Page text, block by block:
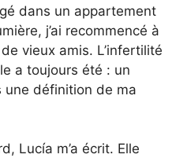
dans un appartement
j’ai recommencé à
vieux amis. L’infertilité
a toujours été : un
une définition de ma
Lucía m’a écrit. Elle